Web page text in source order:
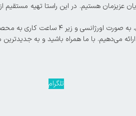
هستیم. در این راستا تهیه مستقیم از
می‌دهیم. با ما همراه باشید و به
تلگرام